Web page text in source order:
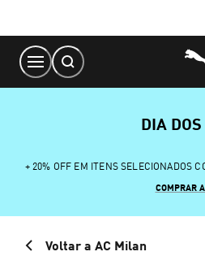
Content
DIA
+ 20% OFF EM ITENS SELECIONADOS
COMPRAR
Voltar a AC Milan